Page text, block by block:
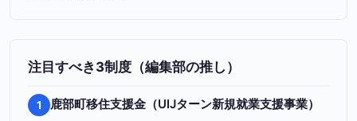
注目すべき3制度（編集部の推し）
1 鹿部町移住支援金（UIJターン新規就業支援事業）